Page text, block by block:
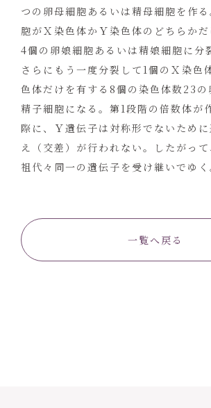
つの卵母細胞あるいは精母細胞を作
胞がＸ染色体かＹ染色体のどちらか
4個の卵娘細胞あるいは精娘細胞に分
さらにもう一度分裂して1個のＸ染色
色体だけを有する8個の染色体数23の
精子細胞になる。第1段階の倍数体が
際に、Ｙ遺伝子は対称形でないため
え（交差）が行われない。したがっ
祖代々同一の遺伝子を受け継いでゆく
一覧へ戻る